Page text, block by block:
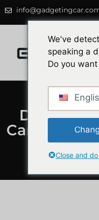
Die 5
CarPlay-
We've
speaking a
Do you
Close and